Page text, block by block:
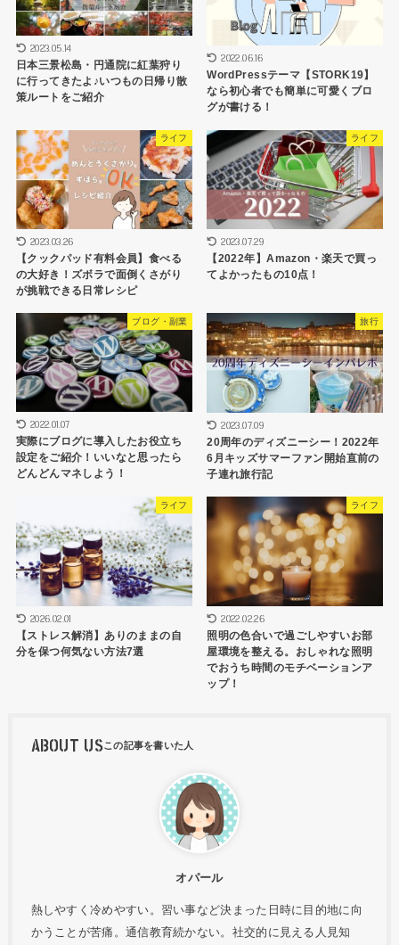
2023.05.14
日本三景松島・円通院に紅葉狩り
に行ってきたよ♪いつもの日帰り散
策ルートをご紹介
2022.06.16
WordPressテーマ【STORK19】
なら初心者でも簡単に可愛くブロ
グが書ける！
ライフ
2023.03.26
【クックパッド有料会員】食べる
の大好き！ズボラで面倒くさがり
が挑戦できる日常レシピ
ライフ
2023.07.29
【2022年】Amazon・楽天で買っ
てよかったもの10点！
ブログ・副業
2022.01.07
実際にブログに導入したお役立ち
設定をご紹介！いいなと思ったら
どんどんマネしよう！
旅行
2023.07.09
20周年のディズニーシー！2022年
6月キッズサマーファン開始直前の
子連れ旅行記
ライフ
2026.02.01
【ストレス解消】ありのままの自
分を保つ何気ない方法7選
ライフ
2022.02.26
照明の色合いで過ごしやすいお部
屋環境を整える。おしゃれな照明
でおうち時間のモチベーションア
ップ！
ABOUT US
オパール
熱しやすく冷めやすい。習い事など決まった日時に目的地に向
かうことが苦痛。通信教育続かない。社交的に見える人見知